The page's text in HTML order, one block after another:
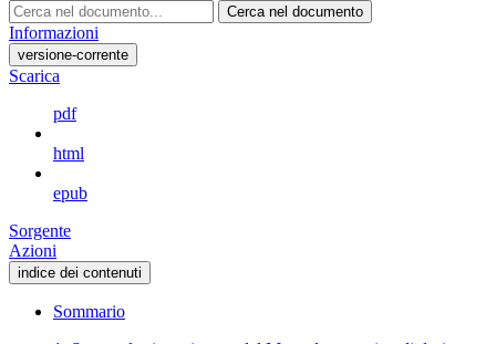
Cerca nel documento
Informazioni
versione-corrente
Scarica
pdf
html
epub
Sorgente
Azioni
indice dei contenuti
Sommario